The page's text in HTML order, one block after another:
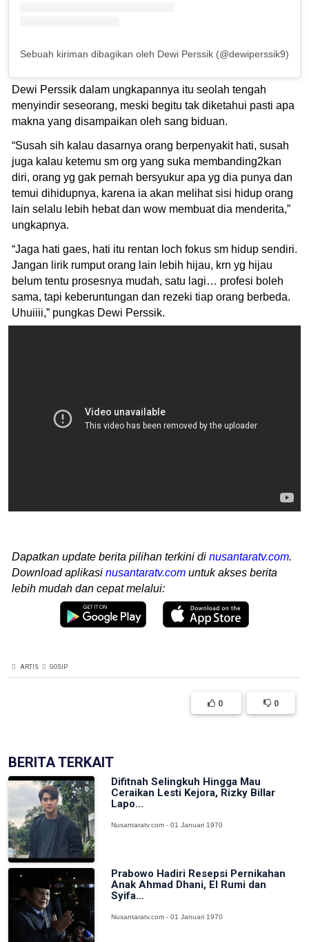
Sebuah kiriman dibagikan oleh Dewi Perssik (@dewiperssik9)
Dewi Perssik dalam ungkapannya itu seolah tengah
menyindir seseorang, meski begitu tak diketahui pasti apa
makna yang disampaikan oleh sang biduan.
“Susah sih kalau dasarnya orang berpenyakit hati, susah
juga kalau ketemu sm org yang suka membanding2kan
diri, orang yg gak pernah bersyukur apa yg dia punya dan
temui dihidupnya, karena ia akan melihat sisi hidup orang
lain selalu lebih hebat dan wow membuat dia menderita,”
ungkapnya.
“Jaga hati gaes, hati itu rentan loch fokus sm hidup sendiri.
Jangan lirik rumput orang lain lebih hijau, krn yg hijau
belum tentu prosesnya mudah, satu lagi… profesi boleh
sama, tapi keberuntungan dan rezeki tiap orang berbeda.
Uhuiiii,” pungkas Dewi Perssik.
Dapatkan update berita pilihan terkini di nusantaratv.com.
Download aplikasi nusantaratv.com untuk akses berita
lebih mudah dan cepat melalui:
ARTIS GOSIP
0 0
BERITA TERKAIT
Difitnah Selingkuh Hingga Mau
Ceraikan Lesti Kejora, Rizky Billar
Lapo...
Nusantaratv.com - 01 Januari 1970
Prabowo Hadiri Resepsi Pernikahan
Anak Ahmad Dhani, El Rumi dan
Syifa...
Nusantaratv.com - 01 Januari 1970